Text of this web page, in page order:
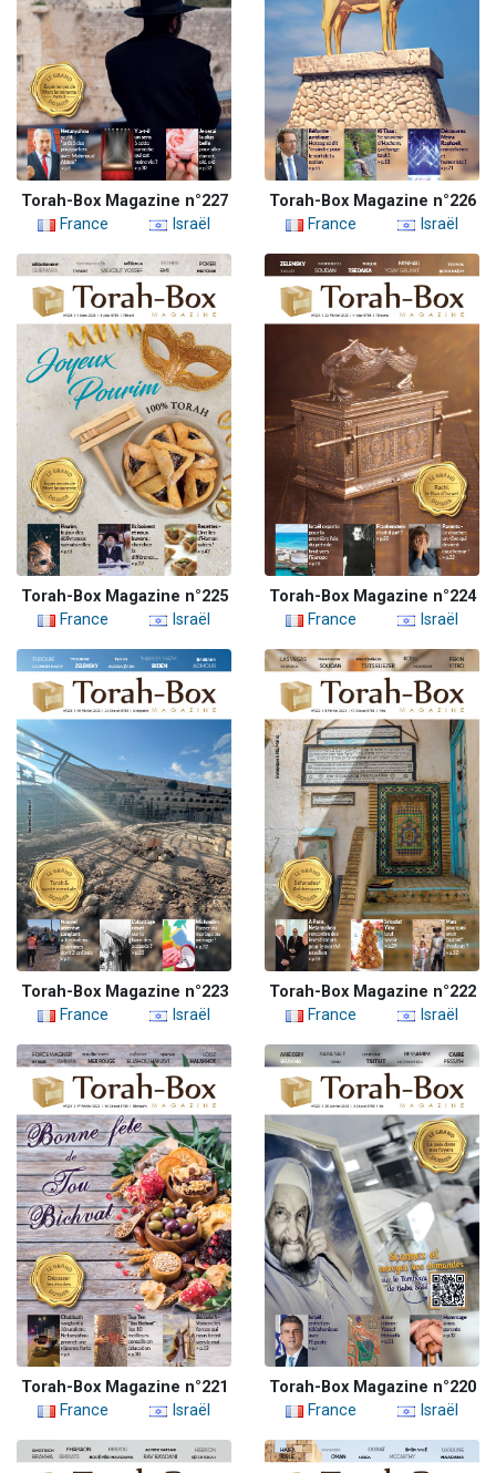
Torah-Box Magazine n°227
France
Israël
Torah-Box Magazine n°226
France
Israël
Torah-Box Magazine n°225
France
Israël
Torah-Box Magazine n°224
France
Israël
Torah-Box Magazine n°223
France
Israël
Torah-Box Magazine n°222
France
Israël
Torah-Box Magazine n°221
France
Israël
Torah-Box Magazine n°220
France
Israël